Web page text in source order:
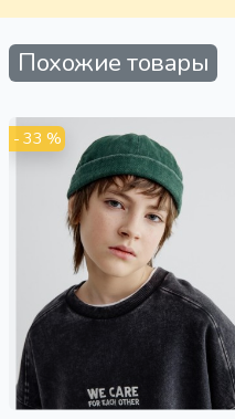
Похожие товары
- 33 %